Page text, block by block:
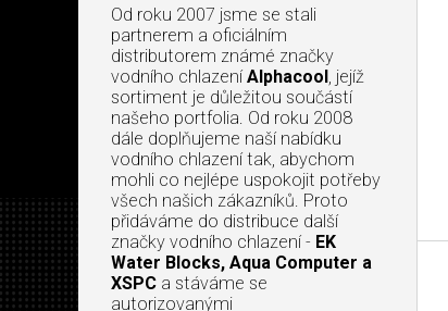
Od roku 2007 jsme se stali
partnerem a oficiálním
distributorem známé značky
vodního chlazení Alphacool, jejíž
sortiment je důležitou součástí
našeho portfolia. Od roku 2008
dále doplňujeme naší nabídku
vodního chlazení tak, abychom
mohli co nejlépe uspokojit potřeby
všech našich zákazníků. Proto
přidáváme do distribuce další
značky vodního chlazení - EK
Water Blocks, Aqua Computer a
XSPC a stáváme se
autorizovanými